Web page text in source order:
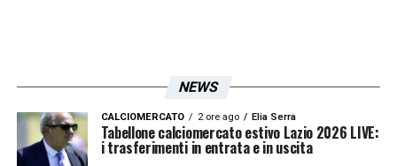
campionato italiano
LA PLAYLIST DELLE NOSTRE TOP NEWS
NEWS
CALCIOMERCATO 2 ore ago Elia Serra
Tabellone calciomercato estivo Lazio 2026 LIVE:
i trasferimenti in entrata e in uscita